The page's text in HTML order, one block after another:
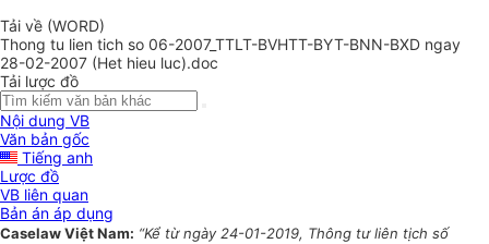
Tải về (WORD)
Thong tu lien tich so 06-2007_TTLT-BVHTT-BYT-BNN-BXD ngay
28-02-2007 (Het hieu luc).doc
Tải lược đồ
Nội dung VB
Văn bản gốc
Tiếng anh
Lược đồ
VB liên quan
Bản án áp dụng
Caselaw Việt Nam: “Kể từ ngày 24-01-2019, Thông tư liên tịch số